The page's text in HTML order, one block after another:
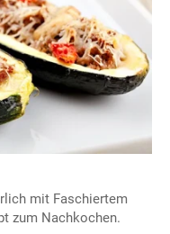
mit Faschiertem
zum Nachkochen.